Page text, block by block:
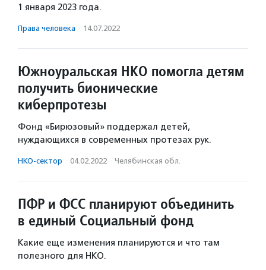
1 января 2023 года.
Права человека · 14.07.2022
Южноуральская НКО помогла детям
получить бионические
киберпротезы
Фонд «Бирюзовый» поддержал детей,
нуждающихся в современных протезах рук.
НКО-сектор · 04.02.2022 · Челябинская обл.
ПФР и ФСС планируют объединить
в единый Социальный фонд
Какие еще изменения планируются и что там
полезного для НКО.